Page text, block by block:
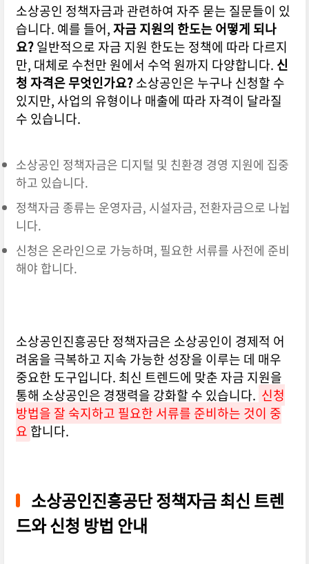
소상공인 정책자금과 관련하여 자주 묻는 질문들이 있
습니다. 예를 들어,자금 지원의 한도는 어떻게 되나
요?일반적으로 자금 지원 한도는 정책에 따라 다르지
만, 대체로 수천만 원에서 수억 원까지 다양합니다. 신
청 자격은 무엇인가요?소상공인은 누구나 신청할 수
있지만, 사업의 유형이나 매출에 따라 자격이 달라질
수 있습니다.
소상공인 정책자금은 디지털 및 친환경 경영 지원에 집중
하고 있습니다.
정책자금 종류는 운영자금, 시설자금, 전환자금으로 나뉩
니다.
신청은 온라인으로 가능하며, 필요한 서류를 사전에 준비
해야 합니다.
소상공인진흥공단 정책자금은 소상공인이 경제적 어
려움을 극복하고 지속 가능한 성장을 이루는 데 매우
중요한 도구입니다. 최신 트렌드에 맞춘 자금 지원을
통해 소상공인은 경쟁력을 강화할 수 있습니다. 신청
방법을 잘 숙지하고 필요한 서류를 준비하는 것이 중
요 합니다.
소상공인진흥공단 정책자금 최신 트렌
드와 신청 방법 안내